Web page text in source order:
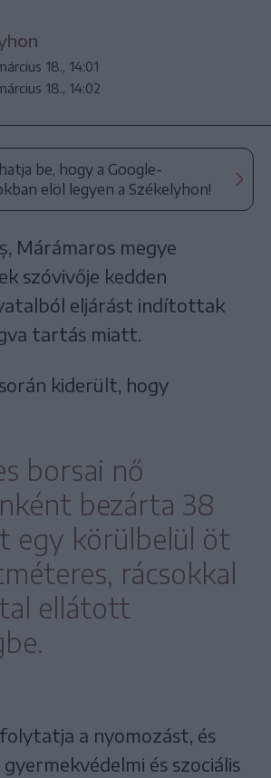
18., 14:01
18., 14:02
be, hogy a Google-
elöl legyen a Székelyhon!
Márámaros megye
szóvivője kedden
eljárást indítottak
tartás miatt.
kiderült, hogy
borsai nő
bezárta 38
egy körülbelül öt
rácsokkal
ellátott
a nyomozást, és
és szociális